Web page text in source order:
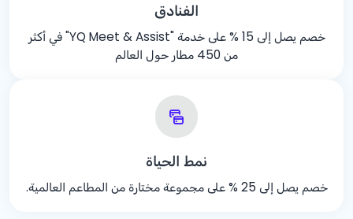
الفنادق
خصم يصل إلى % 15
على خدمة "YQ Meet & Assist" في أكثر
من 450 مطار حول العالم
نمط الحياة
خصم يصل إلى % 25على مجموعة مختارة من المطاعم العالمية.